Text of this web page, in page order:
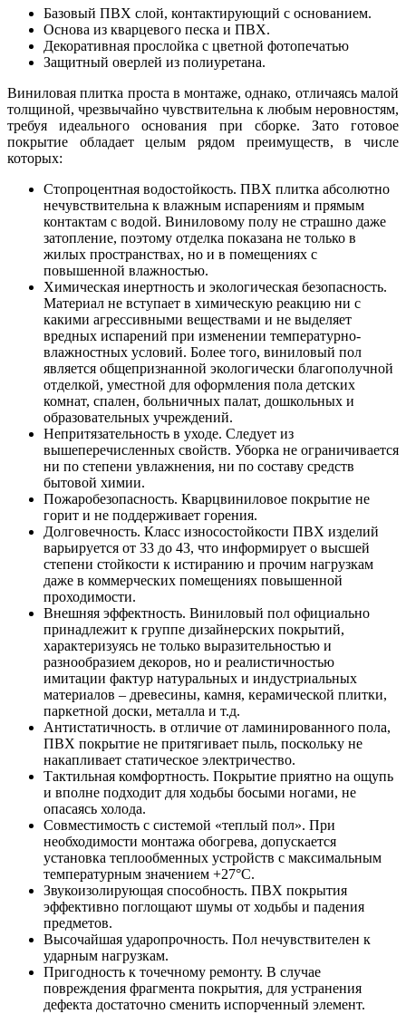
Базовый ПВХ слой, контактирующий с основанием.
Основа из кварцевого песка и ПВХ.
Декоративная прослойка с цветной фотопечатью
Защитный оверлей из полиуретана.
Виниловая плитка проста в монтаже, однако, отличаясь малой
толщиной, чрезвычайно чувствительна к любым неровностям,
требуя идеального основания при сборке. Зато готовое
покрытие обладает целым рядом преимуществ, в числе
которых:
Стопроцентная водостойкость. ПВХ плитка абсолютно
нечувствительна к влажным испарениям и прямым
контактам с водой. Виниловому полу не страшно даже
затопление, поэтому отделка показана не только в
жилых пространствах, но и в помещениях с
повышенной влажностью.
Химическая инертность и экологическая безопасность.
Материал не вступает в химическую реакцию ни с
какими агрессивными веществами и не выделяет
вредных испарений при изменении температурно-
влажностных условий. Более того, виниловый пол
является общепризнанной экологически благополучной
отделкой, уместной для оформления пола детских
комнат, спален, больничных палат, дошкольных и
образовательных учреждений.
Непритязательность в уходе. Следует из
вышеперечисленных свойств. Уборка не ограничивается
ни по степени увлажнения, ни по составу средств
бытовой химии.
Пожаробезопасность. Кварцвиниловое покрытие не
горит и не поддерживает горения.
Долговечность. Класс износостойкости ПВХ изделий
варьируется от 33 до 43, что информирует о высшей
степени стойкости к истиранию и прочим нагрузкам
даже в коммерческих помещениях повышенной
проходимости.
Внешняя эффектность. Виниловый пол официально
принадлежит к группе дизайнерских покрытий,
характеризуясь не только выразительностью и
разнообразием декоров, но и реалистичностью
имитации фактур натуральных и индустриальных
материалов – древесины, камня, керамической плитки,
паркетной доски, металла и т.д.
Антистатичность. в отличие от ламинированного пола,
ПВХ покрытие не притягивает пыль, поскольку не
накапливает статическое электричество.
Тактильная комфортность. Покрытие приятно на ощупь
и вполне подходит для ходьбы босыми ногами, не
опасаясь холода.
Совместимость с системой «теплый пол». При
необходимости монтажа обогрева, допускается
установка теплообменных устройств с максимальным
температурным значением +27°С.
Звукоизолирующая способность. ПВХ покрытия
эффективно поглощают шумы от ходьбы и падения
предметов.
Высочайшая ударопрочность. Пол нечувствителен к
ударным нагрузкам.
Пригодность к точечному ремонту. В случае
повреждения фрагмента покрытия, для устранения
дефекта достаточно сменить испорченный элемент.